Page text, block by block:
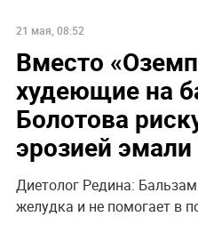
21 мая, 08:52
Вместо
худеющие на
Болотова
эрозией эмали
Диетолог Редина:
желудка и не помогает в